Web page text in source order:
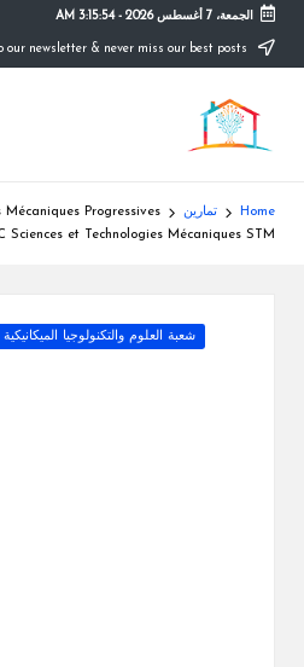
content
الجمعة، 7 أغسطس 2026 -
3:15:55 AM
م
و
ق
ع
التعليم
الصريح
Home تمارين
Progressives
Sciences et Technologies Mécaniques STM
Posted
شعبة العلوم والتكنولوجيا الميكانيكية 2Bac STM